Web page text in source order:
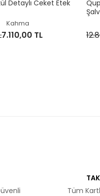
Detaylı Ceket Etek
Kahma
7.110,00 TL
Tüm